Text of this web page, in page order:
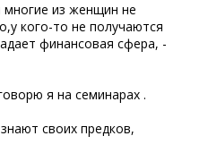
многие из женщин не
кого-то не получаются
финансовая сфера, -
я на семинарах .
своих предков,